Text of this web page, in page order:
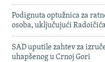
Podignuta optužnica za
osoba, uključujući
SAD uputile zahtev za
uhapšenog u Crnoj Gori